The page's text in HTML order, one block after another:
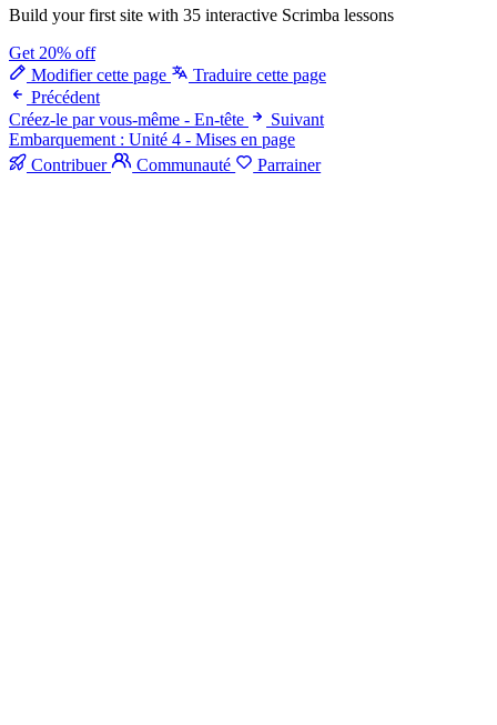
Build your first site with 35 interactive Scrimba lessons
Get 20% off
Modifier cette page
Traduire cette page
Précédent
Créez-le par vous-même - En-tête
Suivant
Embarquement : Unité 4 - Mises en page
Contribuer
Communauté Parrainer